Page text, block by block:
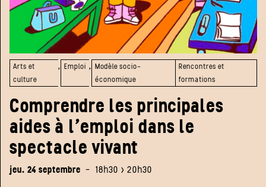
Arts et
culture
, Emploi , Modèle socio-
économique
Rencontres et
formations
Comprendre les principales
aides à l’emploi dans le
spectacle vivant
jeu. 24 septembre - 18h30 > 20h30